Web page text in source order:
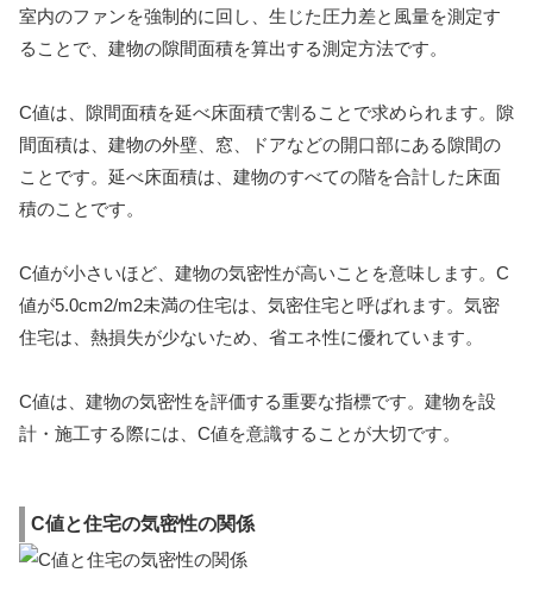
室内のファンを強制的に回し、生じた圧力差と風量を測定す
ることで、建物の隙間面積を算出する測定方法です。
C値は、隙間面積を延べ床面積で割ることで求められます。隙
間面積は、建物の外壁、窓、ドアなどの開口部にある隙間の
ことです。延べ床面積は、建物のすべての階を合計した床面
積のことです。
C値が小さいほど、建物の気密性が高いことを意味します。C
値が5.0cm2/m2未満の住宅は、気密住宅と呼ばれます。気密
住宅は、熱損失が少ないため、省エネ性に優れています。
C値は、建物の気密性を評価する重要な指標です。建物を設
計・施工する際には、C値を意識することが大切です。
C値と住宅の気密性の関係